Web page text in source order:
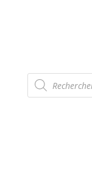
Recherche
de
produits